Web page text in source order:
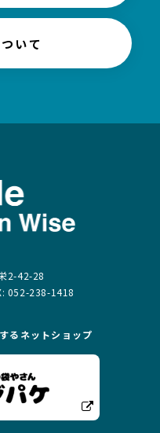
いて
2-42-28
052-238-1418
る ネットショップ